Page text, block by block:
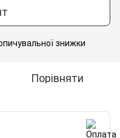
знижки
Порівняти